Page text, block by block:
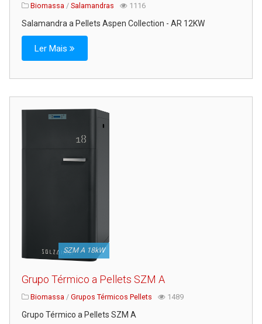
Biomassa / Salamandras 1116
Salamandra a Pellets Aspen Collection - AR 12KW
Ler Mais
SZM A 18kW
Grupo Térmico a Pellets SZM A
Biomassa/ Grupos Térmicos Pellets 1489
Grupo Térmico a Pellets SZM A